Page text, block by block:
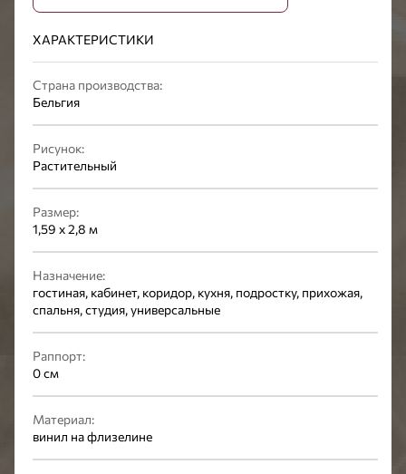
ХАРАКТЕРИСТИКИ
Страна производства:
Бельгия
Рисунок:
Растительный
Размер:
1,59 x 2,8 м
Назначение:
гостиная, кабинет, коридор, кухня, подростку, прихожая,
спальня, студия, универсальные
Раппорт:
0 см
Материал:
винил на флизелине